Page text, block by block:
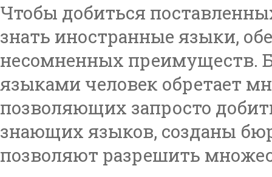
Чтобы добиться
знать иностранные языки,
несомненных преимуществ.
языками человек обретает
позволяющих запросто
знающих языков, созданы
позволяют разрешить